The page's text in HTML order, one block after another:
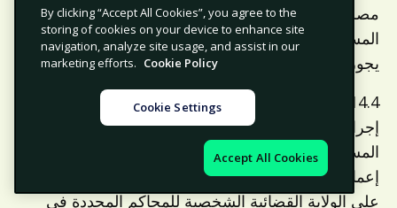
مصلحة الطرفين المتعاقدين وخلفائهم والمتنازل لهم
المسموح لهم فقط، وليس لصالح أي شخص آخر، ولا
يجوز لأي شخص آخر إنفاذ أي حكم من أحكامه.
14.4 يخضع ملحق معالجة البيانات (DPA) هذا، وأي
إجراء يتعلق به، للقوانين المحددة في اتفاقية خدمة
المستخدم النهائي (EUSA) ويُفسر وفقًا لها، دون
إعمال لأي من مبادئ تنازع القوانين. يوافق الطرفان
على الولاية القضائية الشخصية للمحاكم المحددة في
By clicking “Accept All Cookies”, you agree to the
storing of cookies on your device to enhance site
navigation, analyze site usage, and assist in our
marketing efforts. Cookie Policy
Cookie Settings
Accept All Cookies